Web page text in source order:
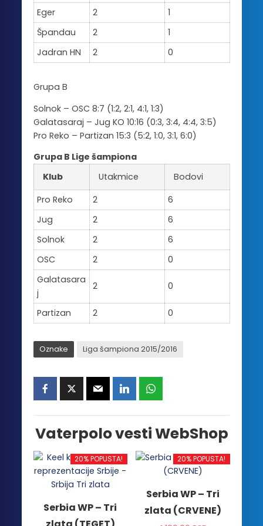
Eger 2
1
Špandau
2
1
Jadran HN
2 0
Grupa B
Solnok – OSC 8:7 (1:2, 2:1, 4:1, 1:3)
Galatasaraj – Jug KO 10:16 (0:3, 3:4, 4:4, 3:5)
Pro Reko – Partizan 15:3 (5:2, 1:0, 3:1, 6:0)
Grupa B Lige šampiona
Klub
Utakmice
Bodovi
Pro Reko
2
6
Jug
2
6
Solnok
2
6
OSC
2
0
Galatasara
j
2 0
Partizan 2 0
Oznake Liga šampiona 2015/2016
Vaterpolo vesti WebShop
20% POPUSTA!
Serbia WP – Tri
20% POPUSTA!
Serbia WP – Tri
zlata (CRVENE)